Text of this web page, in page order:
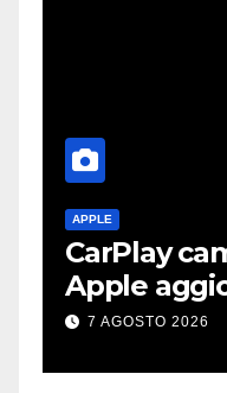
APPLE
CarPlay
Apple
Podcast in
7 AGOSTO 2026